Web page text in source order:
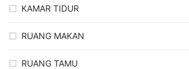
KAMAR TIDUR
RUANG MAKAN
RUANG TAMU